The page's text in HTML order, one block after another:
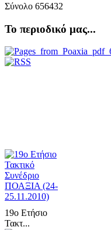
Σύνολο 656432
Το περιοδικό μας...
19ο Ετήσιο
Τακτ...